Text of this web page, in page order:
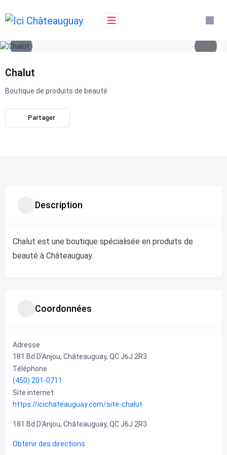
to
content
Chalut
Boutique de produits de beauté
Partager
Description
Chalut est une boutique spécialisée en produits de
beauté à Châteauguay.
Coordonnées
Adresse
181 Bd D'Anjou, Châteauguay, QC J6J 2R3
Téléphone
(450) 201-0711
Site internet
https://icichateauguay.com/site-chalut
181 Bd D'Anjou, Châteauguay, QC J6J 2R3
Obtenir des directions